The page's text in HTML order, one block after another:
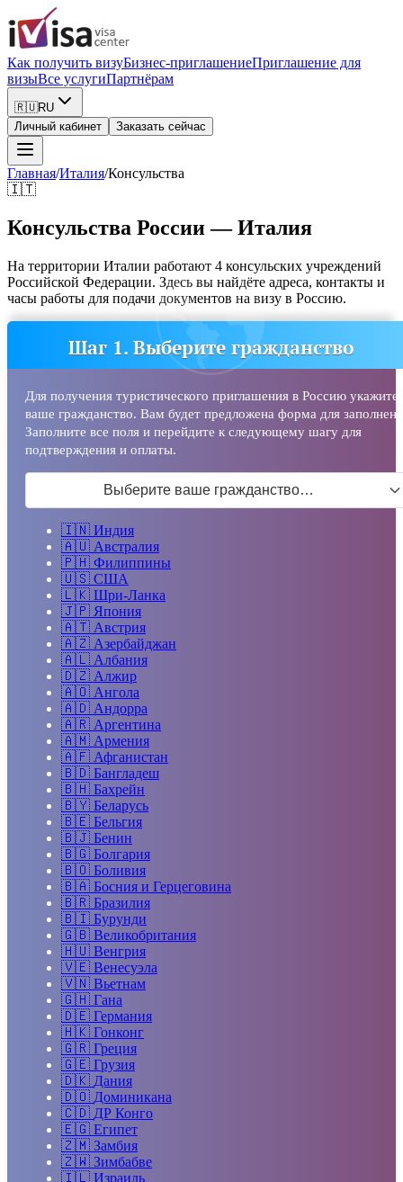
Как получить визуБизнес-приглашениеПриглашение для
визыВсе услугиПартнёрам
🇷🇺RU
Личный кабинет
Заказать сейчас
Главная/Италия/Консульства
🇮🇹
Консульства России — Италия
На территории Италии работают 4 консульских учреждений
Российской Федерации. Здесь вы найдёте адреса, контакты и
часы работы для подачи документов на визу в Россию.
Шаг 1. Выберите гражданство
Для получения туристического приглашения в Россию укажите
ваше гражданство. Вам будет предложена форма для
Заполните все поля и перейдите к следующему шагу для
подтверждения и оплаты.
Выберите ваше гражданство…
🇮🇳 Индия
🇦🇺 Австралия
🇵🇭 Филиппины
🇺🇸 США
🇱🇰 Шри-Ланка
🇯🇵 Япония
🇦🇹 Австрия
🇦🇿 Азербайджан
🇦🇱 Албания
🇩🇿 Алжир
🇦🇴 Ангола
🇦🇩 Андорра
🇦🇷 Аргентина
🇦🇲 Армения
🇦🇫 Афганистан
🇧🇩 Бангладеш
🇧🇭 Бахрейн
🇧🇾 Беларусь
🇧🇪 Бельгия
🇧🇯 Бенин
🇧🇬 Болгария
🇧🇴 Боливия
🇧🇦 Босния и Герцеговина
🇧🇷 Бразилия
🇧🇮 Бурунди
🇬🇧 Великобритания
🇭🇺 Венгрия
🇻🇪 Венесуэла
🇻🇳 Вьетнам
🇬🇭 Гана
🇩🇪 Германия
🇭🇰 Гонконг
🇬🇷 Греция
🇬🇪 Грузия
🇩🇰 Дания
🇩🇴 Доминикана
🇨🇩 ДР Конго
🇪🇬 Египет
🇿🇲 Замбия
🇿🇼 Зимбабве
🇮🇱 Израиль